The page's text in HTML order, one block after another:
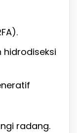
hidrodiseksi
radang.